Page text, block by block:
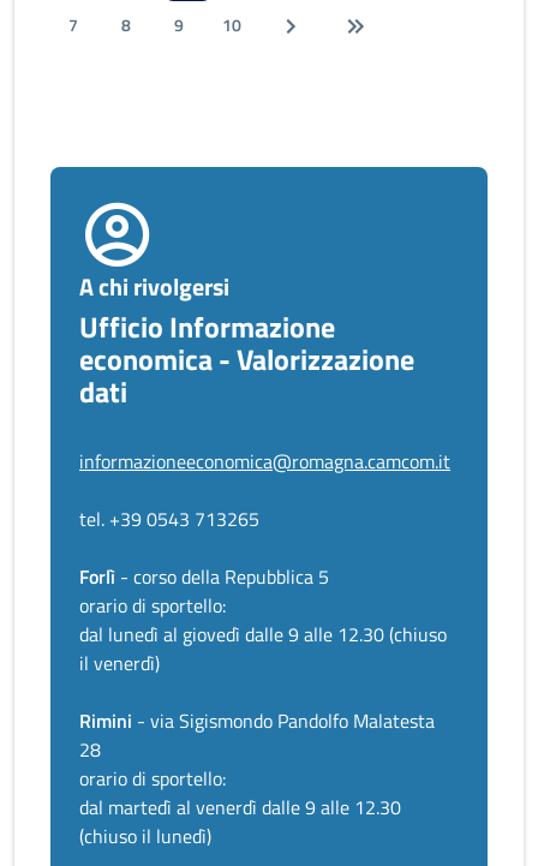
7
8 9 10
A chi rivolgersi
Ufficio Informazione
economica - Valorizzazione
dati
informazioneeconomica@romagna.camcom.it
tel. +39 0543 713265
Forlì - corso della Repubblica 5
orario di sportello:
dal lunedì al giovedì dalle 9 alle 12.30 (chiuso
il venerdì)
Rimini - via Sigismondo Pandolfo Malatesta
28
orario di sportello:
dal martedì al venerdì dalle 9 alle 12.30
(chiuso il lunedì)